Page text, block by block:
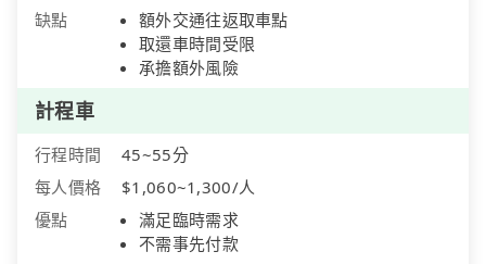
缺點
額外交通往返取車點
取還車時間受限
承擔額外風險
計程車
行程時間
45~55分
每人價格
$1,060~1,300/人
優點
滿足臨時需求
不需事先付款